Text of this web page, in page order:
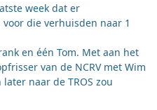
week dat er
die verhuisden naar 1
en één Tom. Met aan het
van de NCRV met Wim
naar de TROS zou